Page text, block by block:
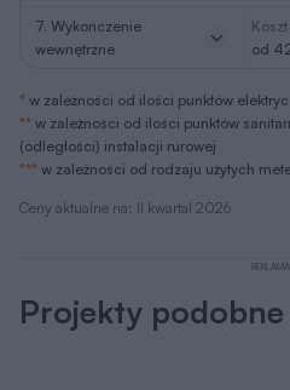
Ceny aktualne na: II kwartał 2026
7. Wykończenie
wewnętrzne
od
* w zależności od ilości punktów
** w zależności od ilości punktów
(odległości) instalacji rurowej
*** w zależności od rodzaju użytych
REKLAMA
Projekty podobne